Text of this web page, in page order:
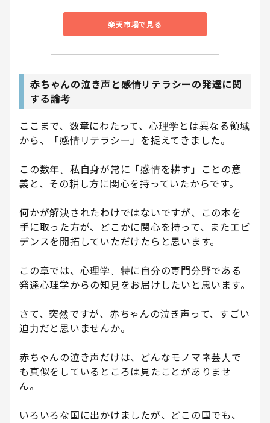
楽天市場で見る
赤ちゃんの泣き声と感情リテラシーの発達に関
する論考
ここまで、数章にわたって、心理学とは異なる領域
から、「感情リテラシー」を捉えてきました。
この数年、私自身が常に「感情を耕す」ことの意
義と、その耕し方に関心を持っていたからです。
何かが解決されたわけではないですが、この本を
手に取った方が、どこかに関心を持って、またエビ
デンスを開拓していただけたらと思います。
この章では、心理学、特に自分の専門分野である
発達心理学からの知見をお届けしたいと思います。
さて、突然ですが、赤ちゃんの泣き声って、すごい
迫力だと思いませんか。
赤ちゃんの泣き声だけは、どんなモノマネ芸人で
も真似をしているところは見たことがありませ
ん。
いろいろな国に出かけましたが、どこの国でも、